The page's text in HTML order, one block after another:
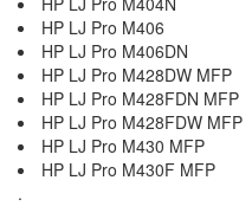
HP LJ Pro M406
HP LJ Pro M406DN
HP LJ Pro M428DW MFP
HP LJ Pro M428FDN MFP
HP LJ Pro M428FDW MFP
HP LJ Pro M430 MFP
HP LJ Pro M430F MFP
.